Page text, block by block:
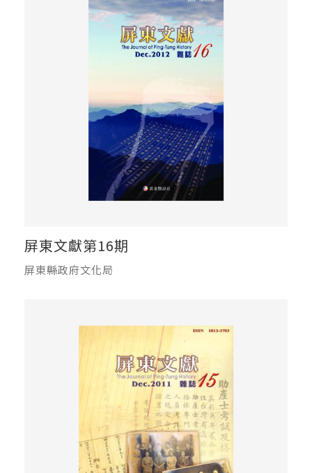
屏東文獻第16期
屏東縣政府文化局